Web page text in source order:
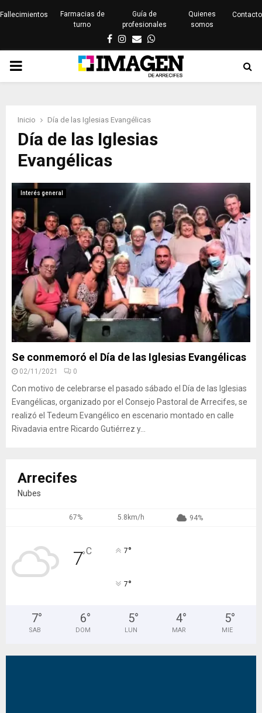
Fallecimientos
Farmacias de
turno
Guía de
profesionales
Quienes
somos
Contacto
Facebook
Instagram
EmailWhatsapp
PRIMARY
Inicio Día de las Iglesias Evangélicas
Día de las Iglesias
Evangélicas
Interés general
Se conmemoró el Día de las Iglesias Evangélicas
02/11/2021 0
Con motivo de celebrarse el pasado sábado el Día de las Iglesias
Evangélicas, organizado por el Consejo Pastoral de Arrecifes, se
realizó el Tedeum Evangélico en escenario montado en calle
Rivadavia entre Ricardo Gutiérrez y...
Arrecifes
Nubes
67% 5.8km/h 94%
7°C 7°
7°
7°
SAB
6°
DOM
5°
LUN
4°
MAR
5°
MIE